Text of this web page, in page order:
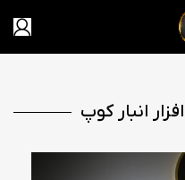
انبار کوپ